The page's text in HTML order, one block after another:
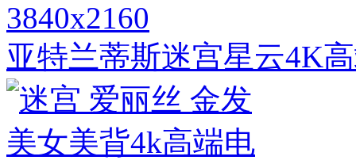
3840x2160
亚特兰蒂斯迷宫星云4K